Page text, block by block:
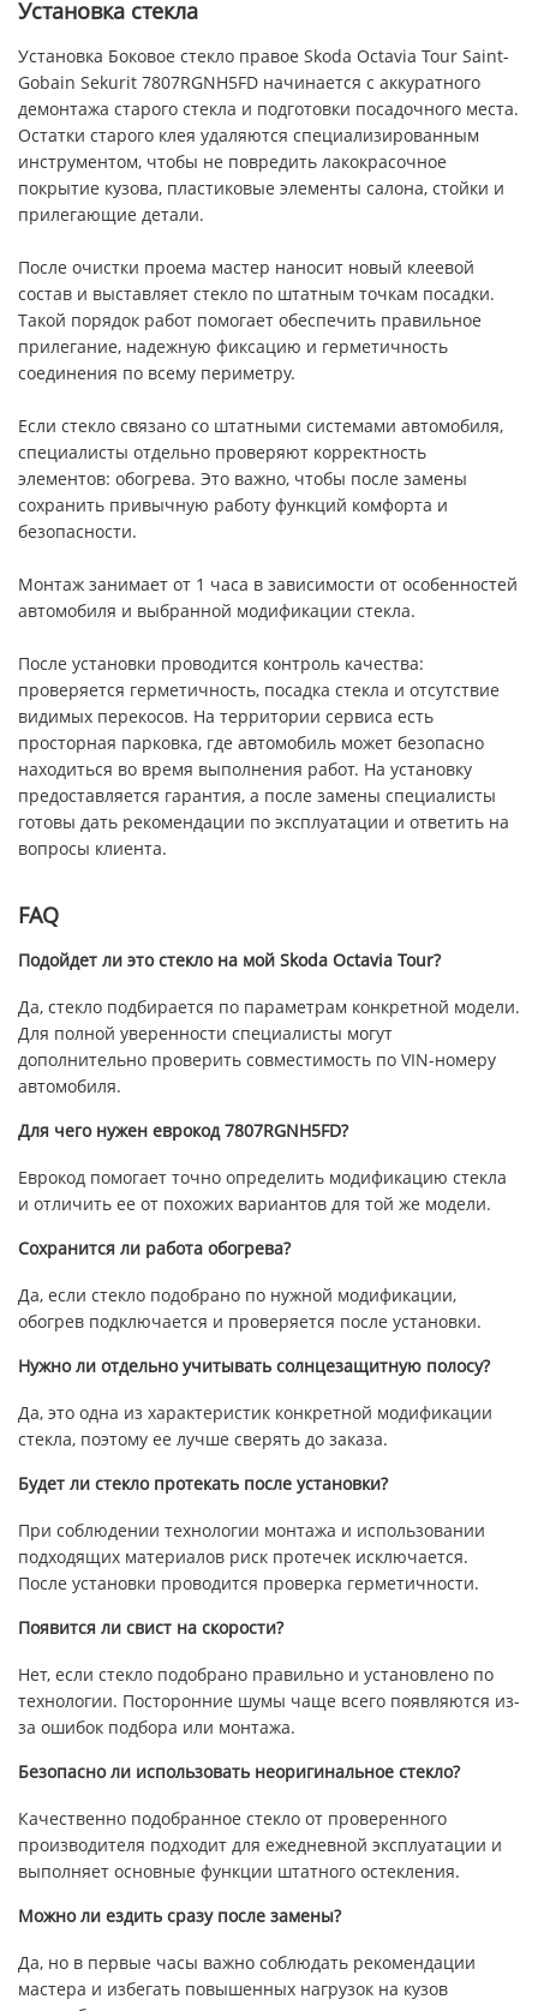
Установка стекла
Установка Боковое стекло правое Skoda Octavia Tour Saint-
Gobain Sekurit 7807RGNH5FD начинается с аккуратного
демонтажа старого стекла и подготовки посадочного места.
Остатки старого клея удаляются специализированным
инструментом, чтобы не повредить лакокрасочное
покрытие кузова, пластиковые элементы салона, стойки и
прилегающие детали.
После очистки проема мастер наносит новый клеевой
состав и выставляет стекло по штатным точкам посадки.
Такой порядок работ помогает обеспечить правильное
прилегание, надежную фиксацию и герметичность
соединения по всему периметру.
Если стекло связано со штатными системами автомобиля,
специалисты отдельно проверяют корректность
элементов: обогрева. Это важно, чтобы после замены
сохранить привычную работу функций комфорта и
безопасности.
Монтаж занимает от 1 часа в зависимости от особенностей
автомобиля и выбранной модификации стекла.
После установки проводится контроль качества:
проверяется герметичность, посадка стекла и отсутствие
видимых перекосов. На территории сервиса есть
просторная парковка, где автомобиль может безопасно
находиться во время выполнения работ. На установку
предоставляется гарантия, а после замены специалисты
готовы дать рекомендации по эксплуатации и ответить на
вопросы клиента.
FAQ
Подойдет ли это стекло на мой Skoda Octavia Tour?
Да, стекло подбирается по параметрам конкретной модели.
Для полной уверенности специалисты могут
дополнительно проверить совместимость по VIN-номеру
автомобиля.
Для чего нужен еврокод 7807RGNH5FD?
Еврокод помогает точно определить модификацию стекла
и отличить ее от похожих вариантов для той же модели.
Сохранится ли работа обогрева?
Да, если стекло подобрано по нужной модификации,
обогрев подключается и проверяется после установки.
Нужно ли отдельно учитывать солнцезащитную полосу?
Да, это одна из характеристик конкретной модификации
стекла, поэтому ее лучше сверять до заказа.
Будет ли стекло протекать после установки?
При соблюдении технологии монтажа и использовании
подходящих материалов риск протечек исключается.
После установки проводится проверка герметичности.
Появится ли свист на скорости?
Нет, если стекло подобрано правильно и установлено по
технологии. Посторонние шумы чаще всего появляются из-
за ошибок подбора или монтажа.
Безопасно ли использовать неоригинальное стекло?
Качественно подобранное стекло от проверенного
производителя подходит для ежедневной эксплуатации и
выполняет основные функции штатного остекления.
Можно ли ездить сразу после замены?
Да, но в первые часы важно соблюдать рекомендации
мастера и избегать повышенных нагрузок на кузов